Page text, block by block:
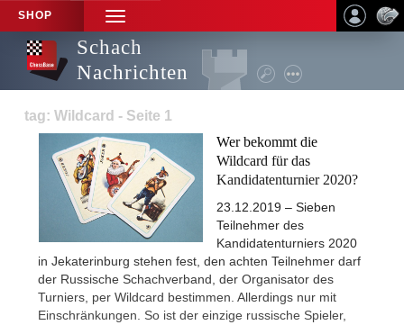
SHOP
TOGGLE
NAVIGATION
Schach
Nachrichten
tag: Wildcard - Seite 1
Wer bekommt die
Wildcard für das
Kandidatenturnier 2020?
23.12.2019 – Sieben
Teilnehmer des
Kandidatenturniers 2020
in Jekaterinburg stehen fest, den achten Teilnehmer darf
der Russische Schachverband, der Organisator des
Turniers, per Wildcard bestimmen. Allerdings nur mit
Einschränkungen. So ist der einzige russische Spieler,